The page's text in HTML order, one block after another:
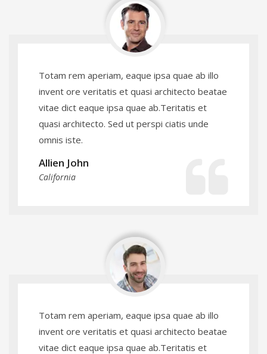
Totam rem aperiam, eaque ipsa quae ab illo
invent ore veritatis et quasi architecto beatae
vitae dict eaque ipsa quae ab.Teritatis et
quasi architecto. Sed ut perspi ciatis unde
omnis iste.
Allien John
California
Totam rem aperiam, eaque ipsa quae ab illo
invent ore veritatis et quasi architecto beatae
vitae dict eaque ipsa quae ab.Teritatis et